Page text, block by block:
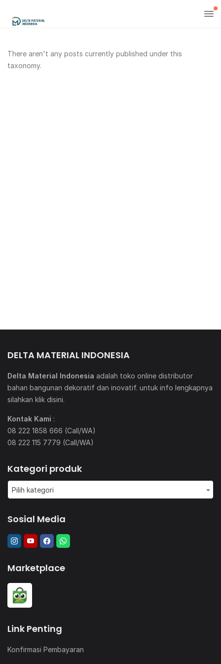
There aren't any posts currently published under this
taxonomy.
DELTA MATERIAL INDONESIA
Delta Material Indonesia adalah toko online distributor
bahan bangunan dekoratif dan inovatif. untuk info lengkapnya
silahkan klik disini.
Kontak Kami :
08 222 1858 666 (Call/WA)
08 222 115 7779 (Call/WA)
Kategori produk
Pilih kategori
Sosial Media
Marketplace
Link Penting
Konfirmasi Pembayaran